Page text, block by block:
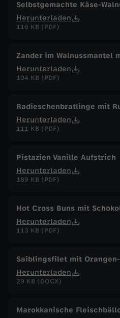
Selbstgemachte Käse-
Herunterladen
116 KB (PDF)
Zander im Walnussmantel
Herunterladen
104 KB (PDF)
Radieschenbratlinge mit
Herunterladen
111 KB (PDF)
Pistazien Vanille Aufstrich
Herunterladen
189 KB (PDF)
Hot Cross Buns mit
Herunterladen
113 KB (PDF)
Saiblingsfilet mit
Herunterladen
29 KB (DOCX)
Marokkanische